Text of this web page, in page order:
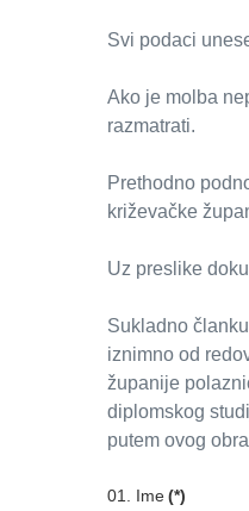
Svi podaci
Ako je molba
razmatrati.
Prethodno
križevačke
Uz preslike
Sukladno
iznimno od
županije
diplomskog
putem ovog
01. Ime(*)